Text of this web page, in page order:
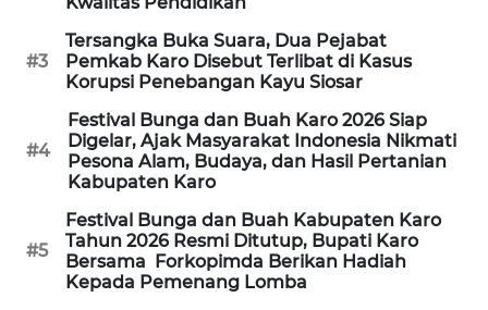
#3
Tersangka Buka Suara, Dua Pejabat
Pemkab Karo Disebut Terlibat di Kasus
Korupsi Penebangan Kayu Siosar
#4
Festival Bunga dan Buah Karo 2026 Siap
Digelar, Ajak Masyarakat Indonesia Nikmati
Pesona Alam, Budaya, dan Hasil Pertanian
Kabupaten Karo
#5
Festival Bunga dan Buah Kabupaten Karo
Tahun 2026 Resmi Ditutup, Bupati Karo
Bersama Forkopimda Berikan Hadiah
Kepada Pemenang Lomba
MAWAKA
ID
MARTABAT
NET
PLN
MKLI